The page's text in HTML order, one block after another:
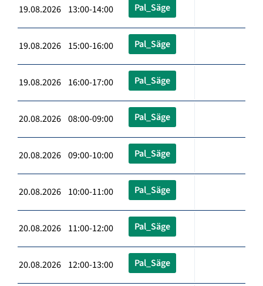
19.08.2026 13:00-14:00 Pal_Säge
19.08.2026 15:00-16:00 Pal_Säge
19.08.2026 16:00-17:00 Pal_Säge
20.08.2026 08:00-09:00 Pal_Säge
20.08.2026 09:00-10:00 Pal_Säge
20.08.2026 10:00-11:00 Pal_Säge
20.08.2026 11:00-12:00 Pal_Säge
20.08.2026 12:00-13:00 Pal_Säge